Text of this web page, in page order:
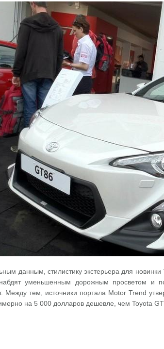
данным, стилистику экстерьера для
уменьшенным дорожным просветом и
Между тем, источники портала Motor Trend
на 5 000 долларов дешевле, чем Toyota GT